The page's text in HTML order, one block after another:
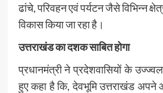
ढांचे, परिवहन एवं पर्यटन जैसे विभिन्न
विकास किया जा रहा है।
उत्तराखंड का दशक साबित होगा
प्रधानमंत्री ने प्रदेशवासियों के
हुए कहा है कि, देवभूमि उत्तराखंड